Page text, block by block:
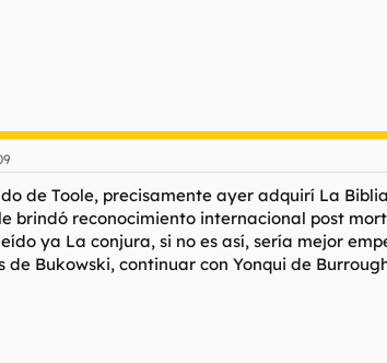
de Toole, precisamente ayer adquirí La
le brindó reconocimiento internacional post
ya La conjura, si no es así, sería mejor
de Bukowski, continuar con Yonqui de